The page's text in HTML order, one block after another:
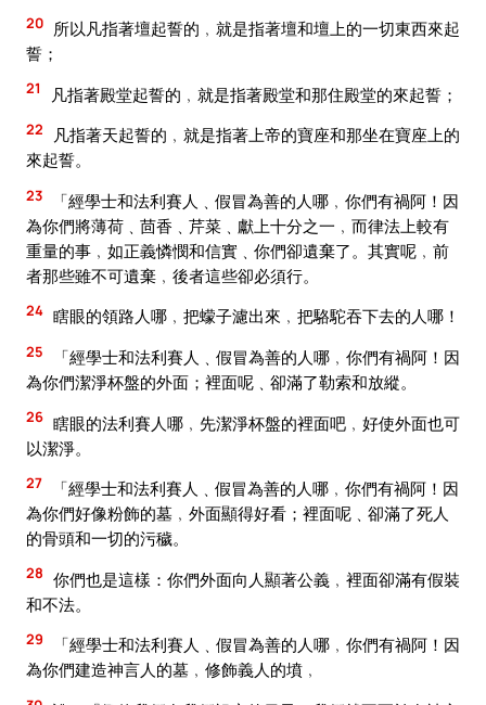
20 所以凡指著壇起誓的﹐就是指著壇和壇上的一切東西來起
誓；
21 凡指著殿堂起誓的﹐就是指著殿堂和那住殿堂的來起誓；
22
凡指著天起誓的﹐就是指著上帝的寶座和那坐在寶座上的
來起誓。
23
「經學士和法利賽人﹑假冒為善的人哪﹐你們有禍阿！因
為你們將薄荷﹑茴香﹑芹菜﹑獻上十分之一﹐而律法上較有
重量的事﹐如正義憐憫和信實﹑你們卻遺棄了。其實呢﹐前
者那些雖不可遺棄﹐後者這些卻必須行。
24 瞎眼的領路人哪﹐把蠓子濾出來﹐把駱駝吞下去的人哪！
25
「經學士和法利賽人﹑假冒為善的人哪﹐你們有禍阿！因
為你們潔淨杯盤的外面；裡面呢﹑卻滿了勒索和放縱。
26 瞎眼的法利賽人哪﹐先潔淨杯盤的裡面吧﹐好使外面也可
以潔淨。
27
「經學士和法利賽人﹑假冒為善的人哪﹐你們有禍阿！因
為你們好像粉飾的墓﹐外面顯得好看；裡面呢﹑卻滿了死人
的骨頭和一切的污穢。
28 你們也是這樣：你們外面向人顯著公義﹐裡面卻滿有假裝
和不法。
29
「經學士和法利賽人﹑假冒為善的人哪﹐你們有禍阿！因
為你們建造神言人的墓﹐修飾義人的墳﹐